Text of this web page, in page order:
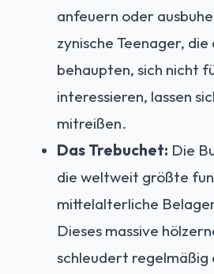
anfeuern oder
zynische Teenager, die
behaupten, sich nicht
interessieren, lassen
mitreißen.
Das Trebuchet: Die
die weltweit größte
mittelalterliche
Dieses massive
schleudert regelmäßig